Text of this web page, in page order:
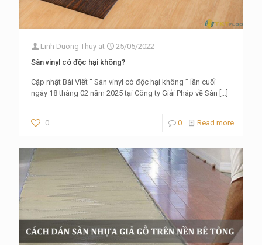
Linh Duong Thuy at
25/05/2022
Sàn vinyl có độc hại không?
Cập nhật Bài Viết “ Sàn vinyl có độc hại không ” lần cuối
ngày 18 tháng 02 năm 2025 tại Công ty Giải Pháp về Sàn […]
0 0 Read more